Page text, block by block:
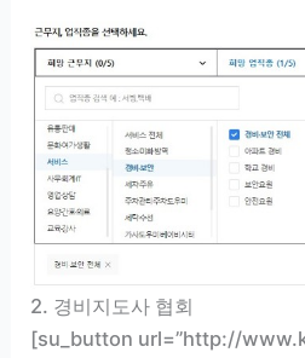
2. 경비지도사 협회
[su_button url=”http://